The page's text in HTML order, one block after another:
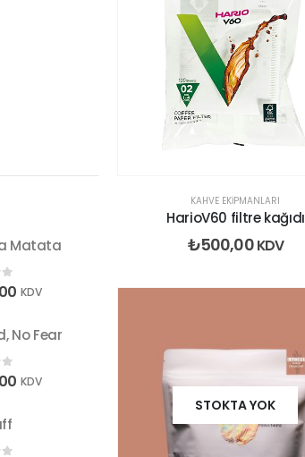
KAHVE EKIPMANLARI
HarioV60 filtre kağıdı
₺500,00KDV
STOKTA YOK
Matata
KDV
No Fear
KDV